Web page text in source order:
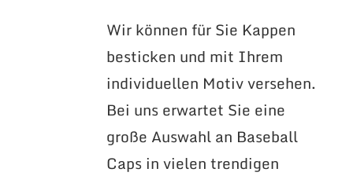
Wir können für Sie Kappen
besticken und mit Ihrem
individuellen Motiv versehen.
Bei uns erwartet Sie eine
große Auswahl an Baseball
Caps in vielen trendigen